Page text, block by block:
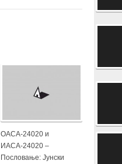
ОАСА-24020 и
ИАСА-24020 –
Пословање: Јунски